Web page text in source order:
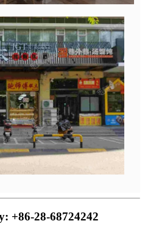
+86-28-68724242